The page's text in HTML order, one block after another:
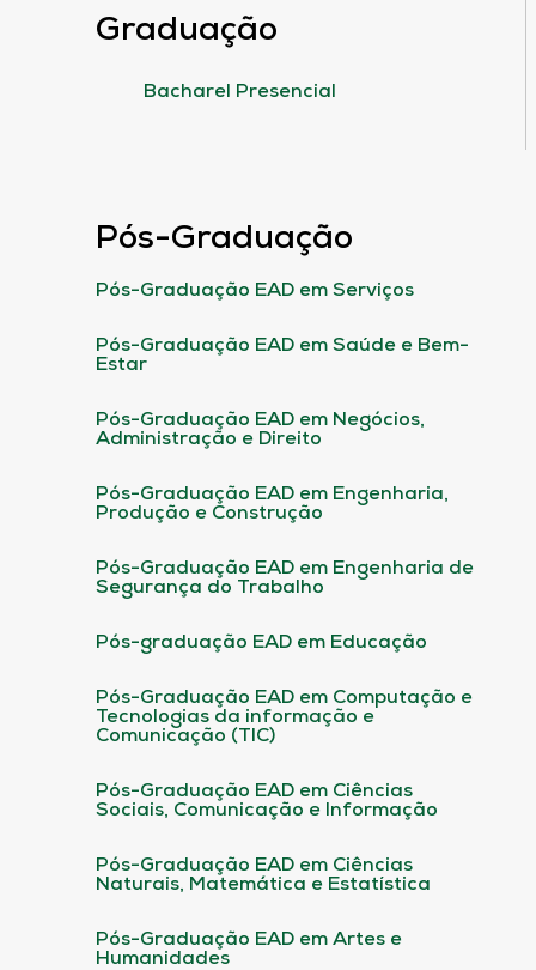
Graduação
Bacharel Presencial
Pós-Graduação
Pós-Graduação EAD em Serviços
Pós-Graduação EAD em Saúde e Bem-
Estar
Pós-Graduação EAD em Negócios,
Administração e Direito
Pós-Graduação EAD em Engenharia,
Produção e Construção
Pós-Graduação EAD em Engenharia de
Segurança do Trabalho
Pós-graduação EAD em Educação
Pós-Graduação EAD em Computação e
Tecnologias da informação e
Comunicação (TIC)
Pós-Graduação EAD em Ciências
Sociais, Comunicação e Informação
Pós-Graduação EAD em Ciências
Naturais, Matemática e Estatística
Pós-Graduação EAD em Artes e
Humanidades